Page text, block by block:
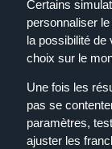
Certains
personnaliser
la possibilité de
choix sur le
Une fois les
pas se
paramètres,
ajuster les